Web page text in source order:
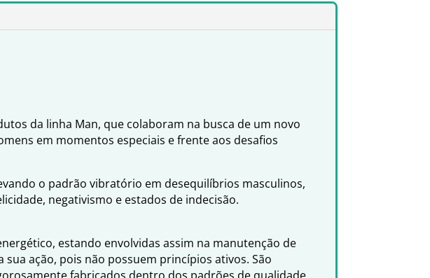
da linha Man, que colaboram na busca de um novo
em momentos especiais e frente aos desafios
o padrão vibratório em desequilíbrios masculinos,
negativismo e estados de indecisão.
estando envolvidas assim na manutenção de
ação, pois não possuem princípios ativos. São